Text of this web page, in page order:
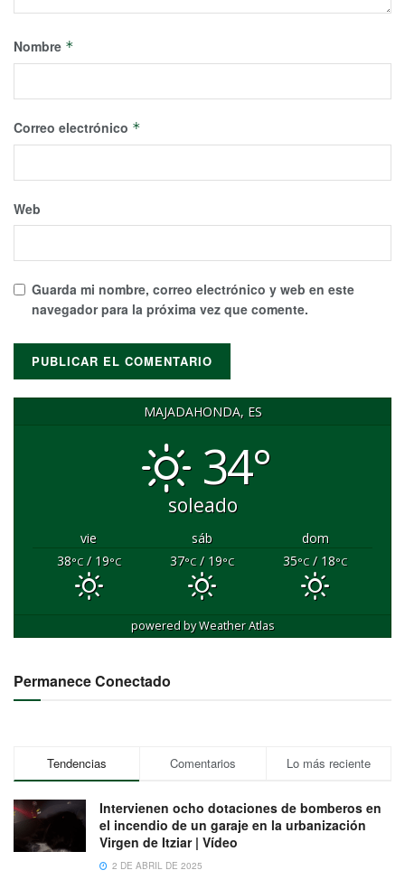
Nombre *
Correo electrónico *
Web
Guarda mi nombre, correo electrónico y web en este
navegador para la próxima vez que comente.
MAJADAHONDA, ES
34°
soleado
vie sáb
dom
38°C/ 19°C 37°C/ 19°C 35°C/ 18°C
powered byWeather Atlas
Permanece Conectado
Tendencias Comentarios Lo más reciente
Intervienen ocho dotaciones de bomberos en
el incendio de un garaje en la urbanización
Virgen de Itziar | Vídeo
2 DE ABRIL DE 2025